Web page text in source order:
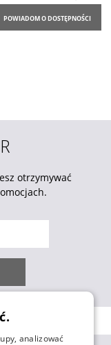
POWIADOM O DOSTĘPNOŚCI
otrzymywać
analizować